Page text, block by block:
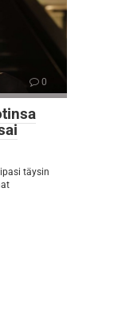
0
täysin